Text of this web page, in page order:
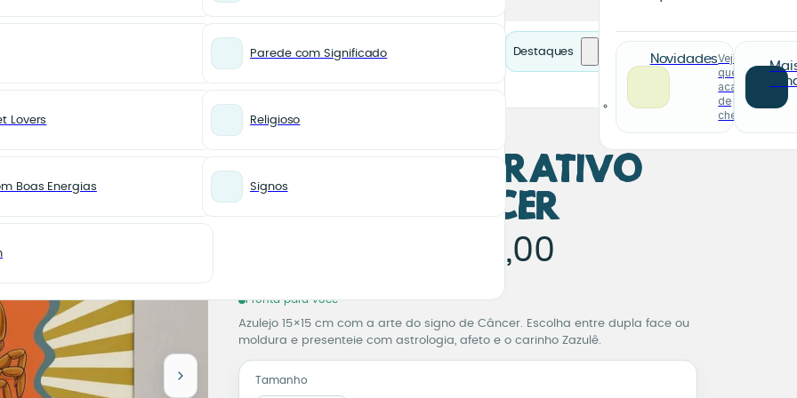
Parede com Significado
Lovers Religioso
Boas Energias Signos
Destaques
NovidadesVeja o
que
acabou
de
chegar
Azulejo Decorativo
Signo de Câncer
Azulejo Decorativo Signo
65,00
Pronta para você
Azulejo 15×15 cm com a arte do signo de Câncer. Escolha entre dupla face ou
moldura e presenteie com astrologia, afeto e o carinho Zazulê.
Tamanho